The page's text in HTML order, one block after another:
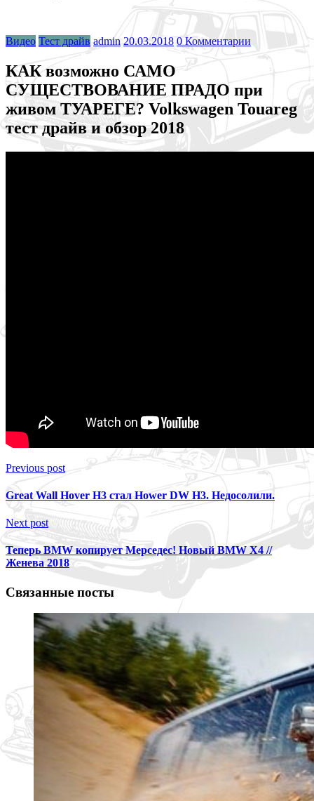
Видео Тест драйв admin 20.03.2018 0 Комментарии
КАК возможно САМО
СУЩЕСТВОВАНИЕ ПРАДО при
живом ТУАРЕГЕ? Volkswagen Touareg
тест драйв и обзор 2018
Previous post
Great Wall Hover H3 стал Hower DW H3. Недосолили.
Next post
Теперь BMW копирует Мерседес! Новый BMW X4 //
Женева 2018
Связанные посты